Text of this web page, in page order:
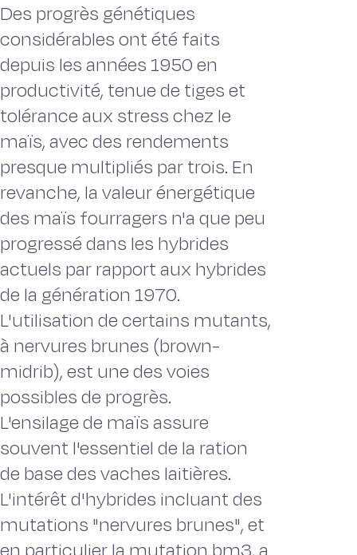
Des progrès génétiques
considérables ont été faits
depuis les années 1950 en
productivité, tenue de tiges et
tolérance aux stress chez le
maïs, avec des rendements
presque multipliés par trois. En
revanche, la valeur énergétique
des maïs fourragers n'a que peu
progressé dans les hybrides
actuels par rapport aux hybrides
de la génération 1970.
L'utilisation de certains mutants,
à nervures brunes (brown-
midrib), est une des voies
possibles de progrès.
L'ensilage de maïs assure
souvent l'essentiel de la ration
de base des vaches laitières.
L'intérêt d'hybrides incluant des
mutations "nervures brunes", et